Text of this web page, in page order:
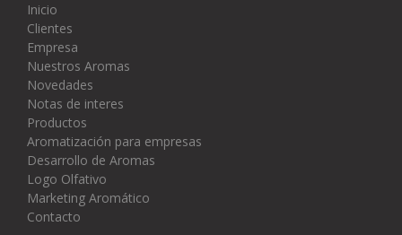
Inicio
Clientes
Empresa
Nuestros Aromas
Novedades
Notas de interes
Productos
Aromatización para empresas
Desarrollo de Aromas
Logo Olfativo
Marketing Aromático
Contacto